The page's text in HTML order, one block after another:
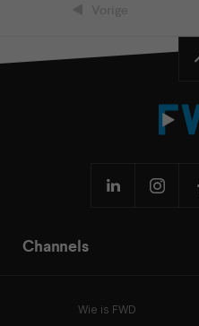
Channels
Wie is FWD